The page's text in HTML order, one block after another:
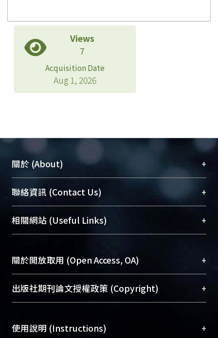
Views
7
Acquisition Date
Aug 1, 2026
關於 (About) +
臺大位居世界頂尖大學之列，為永久珍藏及向國際
展現本校豐碩的研究成果及學術能量，圖書館整合
機構典藏（NTUR）與學術庫（AH）不同功能平
台，成為臺大學術典藏NTU scholars。期能整合研
成果。
To permanently archive and promote researcher
profiles and scholarly works, Library integrates the
services of “NTU Repository” with “Academic
聯絡資訊 (Contact Us) +
總館學科館員(Main Library)
醫學圖書館學科館員(Medical Library)
Sciences Library)
相關網站 (Useful Links) +
關於開放取用 (Open Access, OA) +
開放取用是從使用者角度提升資訊取用性的社會運
動，應用在學術研究上是透過將研究著作公開供使
用逐年攀升。同時可加速研究發展、提升研究影響
出版社期刊論文授權政策 (Copyright) +
含部分內容的版權非匯入者所有，或由第三方贊
使用說明 (Instructions) +